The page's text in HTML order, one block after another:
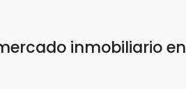
inmobiliario